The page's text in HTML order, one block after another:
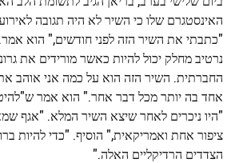
האינסטגרם שלו כי השיר לא היה תגובה
"כתבתי את השיר הזה לפני חודשים," הוא
נרטיב מחלק יכול להיות כאשר מורידים את
החברתית. השיר הזה הוא על כמה אני אוהב
אחד בה יותר מכל דבר אחר." הוא אמר
"היו ניכרים לאחר שיצא השיר המלא. "אגף
ציפור אחת ואמריקאית," הוסיף. "כדי להיות
הצדדים הרדיקליים האלה."